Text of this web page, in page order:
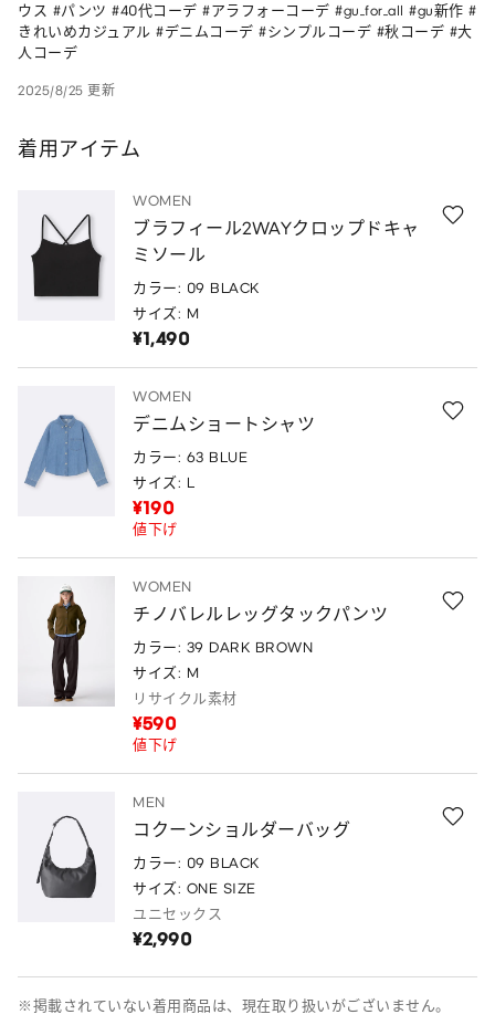
ウス #パンツ #40代コーデ #アラフォーコーデ #gu_for_all #gu新作 #
きれいめカジュアル #デニムコーデ #シンプルコーデ #秋コーデ #大
人コーデ
2025/8/25 更新
着用アイテム
WOMEN
ブラフィール2WAYクロップドキャ
ミソール
カラー: 09 BLACK
サイズ: M
¥1,490
WOMEN
デニムショートシャツ
カラー: 63 BLUE
サイズ: L
¥190
値下げ
WOMEN
チノバレルレッグタックパンツ
カラー: 39 DARK BROWN
サイズ: M
リサイクル素材
¥590
値下げ
MEN
コクーンショルダーバッグ
カラー: 09 BLACK
サイズ: ONE SIZE
ユニセックス
¥2,990
※掲載されていない着用商品は、現在取り扱いがございません。